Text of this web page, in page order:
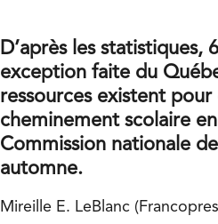
D’après les statistiques,
exception faite du
ressources existent
cheminement scolaire
Commission nationale
automne.
Mireille E. LeBlanc